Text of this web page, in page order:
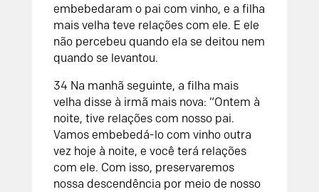
embebedaram o pai com vinho, e a filha
mais velha teve relações com ele. E ele
não percebeu quando ela se deitou nem
quando se levantou.
34 Na manhã seguinte, a filha mais
velha disse à irmã mais nova: “Ontem à
noite, tive relações com nosso pai.
Vamos embebedá-lo com vinho outra
vez hoje à noite, e você terá relações
com ele. Com isso, preservaremos
nossa descendência por meio de nosso